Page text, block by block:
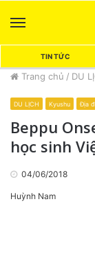
TIN TỨC
Trang chủ / DU
DU LỊCH Kyushu Địa
Beppu
học sinh
04/06/2018
Huỳnh Nam